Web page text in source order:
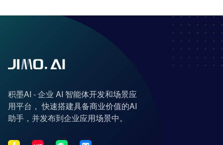
积墨AI - 企业 AI 智能体开发和场景应
用平台， 快速搭建具备商业价值的AI
助手，并发布到企业应用场景中。